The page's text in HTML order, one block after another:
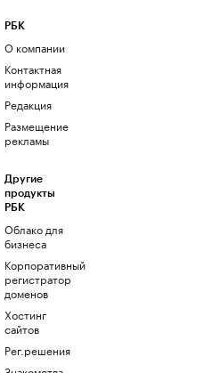
РБК
О компании
Контактная
информация
Редакция
Размещение
рекламы
Другие
продукты
РБК
Облако для
бизнеса
Корпоративный
регистратор
доменов
Хостинг
сайтов
Рег.решения